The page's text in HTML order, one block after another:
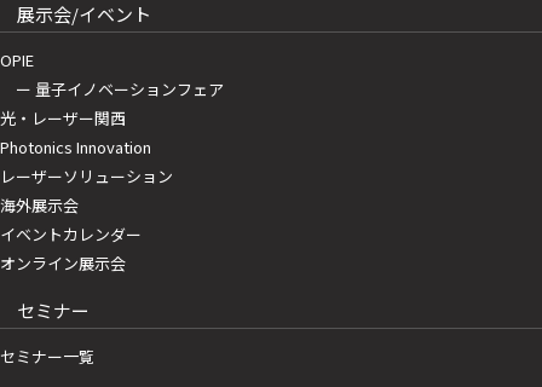
展示会/イベント
OPIE
ー 量子イノベーションフェア
光・レーザー関西
Photonics Innovation
レーザーソリューション
海外展示会
イベントカレンダー
オンライン展示会
セミナー
セミナー一覧